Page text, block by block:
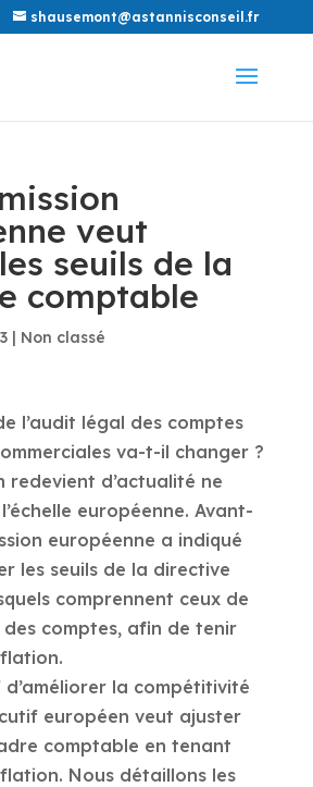
shausemont@astannisconseil.fr
veut
seuils de la
comptable
| Non classé
l’audit légal des comptes
va-t-il changer ?
redevient d’actualité ne
européenne. Avant-
européenne a indiqué
les seuils de la directive
comprennent ceux de
comptes, afin de tenir
d’améliorer la compétitivité
européen veut ajuster
comptable en tenant
Nous détaillons les